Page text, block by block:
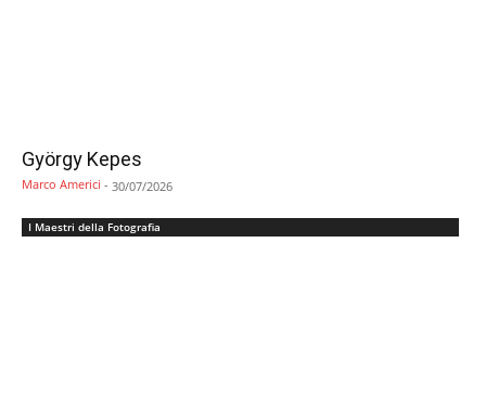
György Kepes
Marco Americi - 30/07/2026
I Maestri della Fotografia